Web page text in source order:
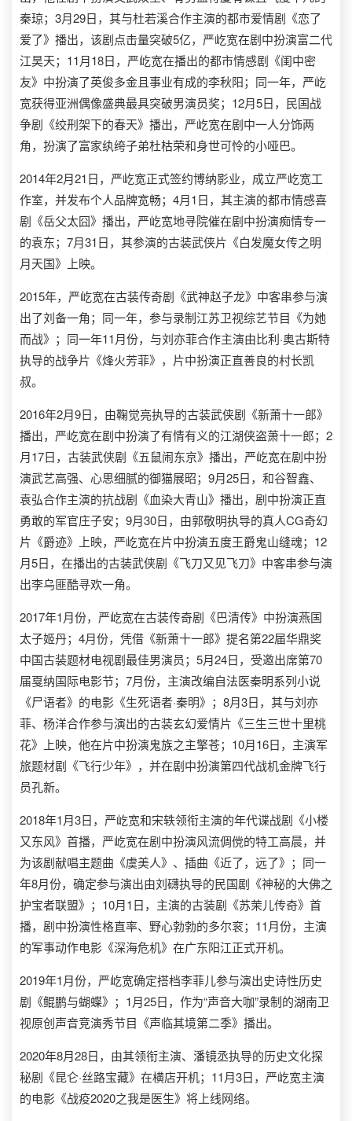
秦琼；3月29日，其与杜若溪合作主演的都市爱情剧《恋了
爱了》播出，该剧点击量突破5亿，严屹宽在剧中扮演富二代
江昊天；11月18日，严屹宽在播出的都市情感剧《闺中密
友》中扮演了英俊多金且事业有成的李秋阳；同一年，严屹
宽获得亚洲偶像盛典最具突破男演员奖；12月5日，民国战
争剧《绞刑架下的春天》播出，严屹宽在剧中一人分饰两
角，扮演了富家纨绔子弟杜枯荣和身世可怜的小哑巴。
2014年2月21日，严屹宽正式签约博纳影业，成立严屹宽工
作室，并发布个人品牌宽畅；4月1日，其主演的都市情感喜
剧《岳父太囧》播出，严屹宽地寻院催在剧中扮演痴情专一
的袁东；7月31日，其参演的古装武侠片《白发魔女传之明
月天国》上映。
2015年，严屹宽在古装传奇剧《武神赵子龙》中客串参与演
出了刘备一角；同一年，参与录制江苏卫视综艺节目《为她
而战》；同一年11月份，与刘亦菲合作主演由比利·奥古斯特
执导的战争片《烽火芳菲》，片中扮演正直善良的村长凯
叔。
2016年2月9日，由鞠觉亮执导的古装武侠剧《新萧十一郎》
播出，严屹宽在剧中扮演了有情有义的江湖侠盗萧十一郎；2
月17日，古装武侠剧《五鼠闹东京》播出，严屹宽在剧中扮
演武艺高强、心思细腻的御猫展昭；9月25日，和谷智鑫、
袁弘合作主演的抗战剧《血染大青山》播出，剧中扮演正直
勇敢的军官庄子安；9月30日，由郭敬明执导的真人CG奇幻
片《爵迹》上映，严屹宽在片中扮演五度王爵鬼山缝魂；12
月5日，在播出的古装武侠剧《飞刀又见飞刀》中客串参与演
出李乌匪酷寻欢一角。
2017年1月份，严屹宽在古装传奇剧《巴清传》中扮演燕国
太子姬丹；4月份，凭借《新萧十一郎》提名第22届华鼎奖
中国古装题材电视剧最佳男演员；5月24日，受邀出席第70
届戛纳国际电影节；7月份，主演改编自法医秦明系列小说
《尸语者》的电影《生死语者·秦明》；8月3日，其与刘亦
菲、杨洋合作参与演出的古装玄幻爱情片《三生三世十里桃
花》上映，他在片中扮演鬼族之主擎苍；10月16日，主演军
旅题材剧《飞行少年》，并在剧中扮演第四代战机金牌飞行
员孔新。
2018年1月3日，严屹宽和宋轶领衔主演的年代谍战剧《小楼
又东风》首播，严屹宽在剧中扮演风流倜傥的特工高晨，并
为该剧献唱主题曲《虞美人》、插曲《近了，远了》；同一
年8月份，确定参与演出由刘礴执导的民国剧《神秘的大佛之
护宝者联盟》；10月1日，主演的古装剧《苏茉儿传奇》首
播，剧中扮演性格直率、野心勃勃的多尔衮；11月份，主演
的军事动作电影《深海危机》在广东阳江正式开机。
2019年1月份，严屹宽确定搭档李菲儿参与演出史诗性历史
剧《鲲鹏与蝴蝶》；1月25日，作为“声音大咖”录制的湖南卫
视原创声音竞演秀节目《声临其境第二季》播出。
2020年8月28日，由其领衔主演、潘镜丞执导的历史文化探
秘剧《昆仑·丝路宝藏》在横店开机；11月3日，严屹宽主演
的电影《战疫2020之我是医生》将上线网络。